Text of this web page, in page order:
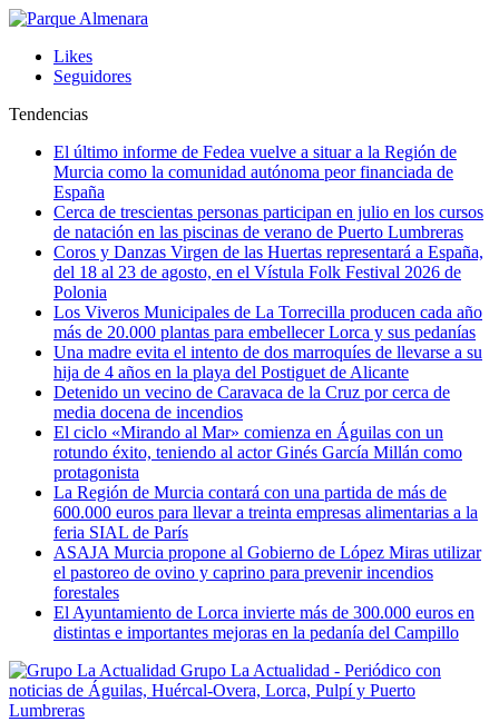
Likes
Seguidores
Tendencias
El último informe de Fedea vuelve a situar a la Región de
Murcia como la comunidad autónoma peor financiada de
España
Cerca de trescientas personas participan en julio en los cursos
de natación en las piscinas de verano de Puerto Lumbreras
Coros y Danzas Virgen de las Huertas representará a España,
del 18 al 23 de agosto, en el Vístula Folk Festival 2026 de
Polonia
Los Viveros Municipales de La Torrecilla producen cada año
más de 20.000 plantas para embellecer Lorca y sus pedanías
Una madre evita el intento de dos marroquíes de llevarse a su
hija de 4 años en la playa del Postiguet de Alicante
Detenido un vecino de Caravaca de la Cruz por cerca de
media docena de incendios
El ciclo «Mirando al Mar» comienza en Águilas con un
rotundo éxito, teniendo al actor Ginés García Millán como
protagonista
La Región de Murcia contará con una partida de más de
600.000 euros para llevar a treinta empresas alimentarias a la
feria SIAL de París
ASAJA Murcia propone al Gobierno de López Miras utilizar
el pastoreo de ovino y caprino para prevenir incendios
forestales
El Ayuntamiento de Lorca invierte más de 300.000 euros en
distintas e importantes mejoras en la pedanía del Campillo
Grupo La Actualidad - Periódico con
noticias de Águilas, Huércal-Overa, Lorca, Pulpí y Puerto
Lumbreras